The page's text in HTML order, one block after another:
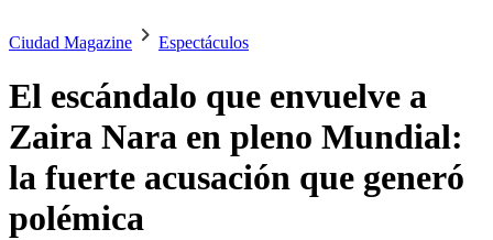
Ciudad Magazine Espectáculos
El escándalo que envuelve a
Zaira Nara en pleno Mundial:
la fuerte acusación que generó
polémica